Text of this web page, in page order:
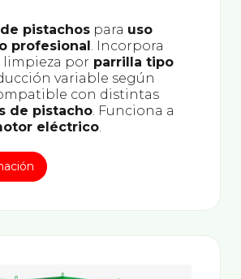
pistachos para uso
profesional. Incorpora
limpieza por parrilla tipo
variable según
con distintas
de pistacho. Funciona a
eléctrico.